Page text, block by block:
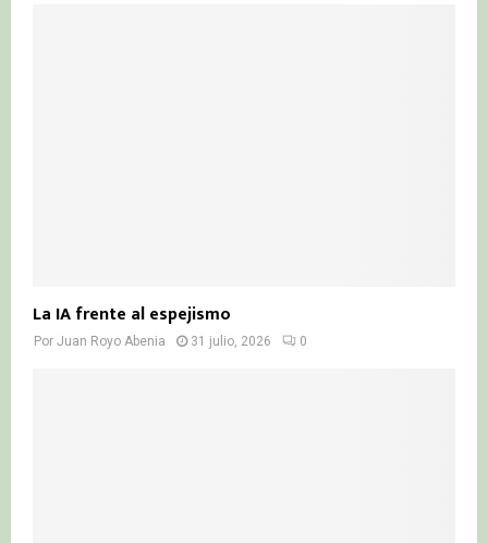
La IA frente al espejismo
Por Juan Royo Abenia 31 julio, 2026 0